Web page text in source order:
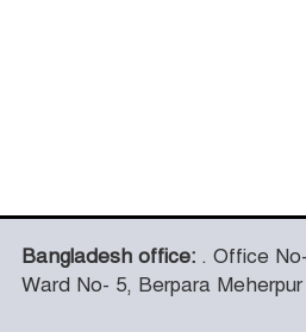
Bangladesh office: . Office
Ward No- 5, Berpara